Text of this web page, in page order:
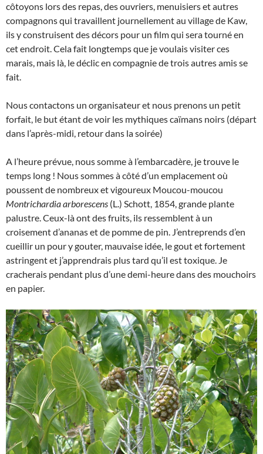
côtoyons lors des repas, des ouvriers, menuisiers et autres
compagnons qui travaillent journellement au village de Kaw,
ils y construisent des décors pour un film qui sera tourné en
cet endroit. Cela fait longtemps que je voulais visiter ces
marais, mais là, le déclic en compagnie de trois autres amis se
fait.
Nous contactons un organisateur et nous prenons un petit
forfait, le but étant de voir les mythiques caïmans noirs (départ
dans l’après-midi, retour dans la soirée)
A l’heure prévue, nous somme à l’embarcadère, je trouve le
temps long ! Nous sommes à côté d’un emplacement où
poussent de nombreux et vigoureux Moucou-moucou
Montrichardia arborescens (L.) Schott, 1854, grande plante
palustre. Ceux-là ont des fruits, ils ressemblent à un
croisement d’ananas et de pomme de pin. J’entreprends d’en
cueillir un pour y gouter, mauvaise idée, le gout et fortement
astringent et j’apprendrais plus tard qu’il est toxique. Je
cracherais pendant plus d’une demi-heure dans des mouchoirs
en papier.